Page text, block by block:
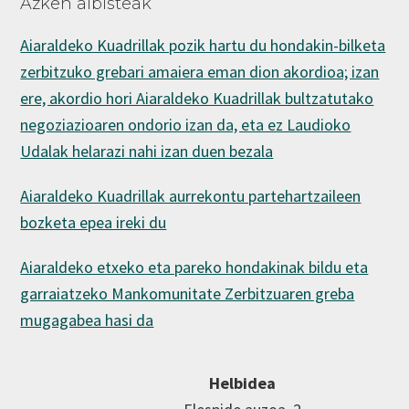
Azken albisteak
Aiaraldeko Kuadrillak pozik hartu du hondakin-bilketa
zerbitzuko grebari amaiera eman dion akordioa; izan
ere, akordio hori Aiaraldeko Kuadrillak bultzatutako
negoziazioaren ondorio izan da, eta ez Laudioko
Udalak helarazi nahi izan duen bezala
Aiaraldeko Kuadrillak aurrekontu partehartzaileen
bozketa epea ireki du
Aiaraldeko etxeko eta pareko hondakinak bildu eta
garraiatzeko Mankomunitate Zerbitzuaren greba
mugagabea hasi da
Helbidea